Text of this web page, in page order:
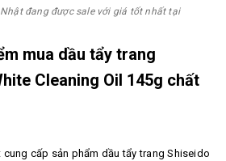
đang được sale với giá tốt nhất tại
mua dầu tẩy trang
Cleaning Oil 145g chất
cung cấp sản phẩm dầu tẩy trang Shiseido